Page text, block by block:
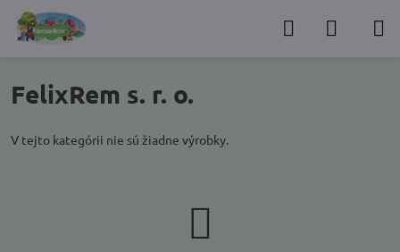
FelixRem s. r. o.
V tejto kategórii nie sú žiadne výrobky.